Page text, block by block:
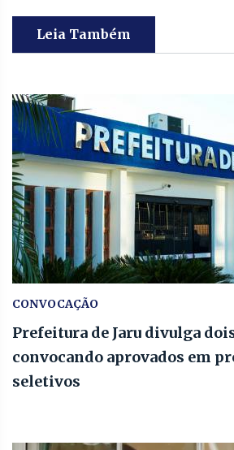
Leia Também
CONVOCAÇÃO
Prefeitura de Jaru divulga
convocando aprovados em
seletivos